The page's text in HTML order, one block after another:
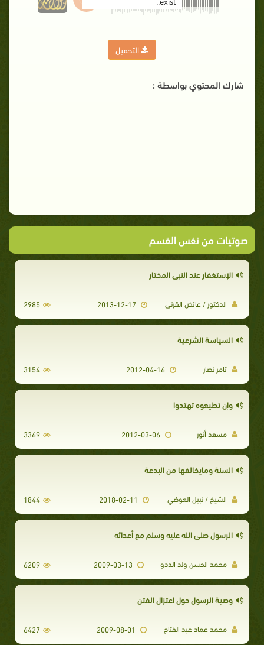
التحميل
شارك المحتوي بواسطة :
صوتيات من نفس القسم
الإستغفار عند النبي المختار
الدكتور / عائض القرنى 2985
السياسة الشرعية
تامر نصار 3154
وإن تطيعوه تهتدوا
مسعد أنور 2012-03-06
3369
السنة ومايخالفها من البدعة
الشيخ / نبيل العوضي 1844
الرسول صلى الله عليه وسلم مع أعدائه
محمد الحسن ولد الددو 6209
وصية الرسول حول اعتزال الفتن
محمد عماد عبد الفتاح 6427